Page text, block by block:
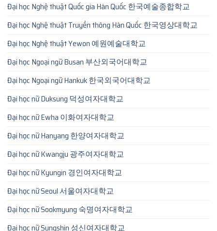
Đại học Nghệ thuật Quốc gia Hàn Quốc 한국예술종합학교
Đại học Nghệ thuật Truyền thông Hàn Quốc 한국영상대학교
Đại học Nghệ thuật Yewon 예원예술대학교
Đại học Ngoại ngữ Busan 부산외국어대학교
Đại học Ngoại ngữ Hankuk 한국외국어대학교
Đại học nữ Duksung 덕성여자대학교
Đại học nữ Ewha 이화여자대학교
Đại học nữ Hanyang 한양여자대학교
Đại học nữ Kwangju 광주여자대학교
Đại học nữ Kyungin 경인여자대학교
Đại học nữ Seoul 서울여자대학교
Đại học nữ Sookmyung 숙명여자대학교
Đại học nữ Sungshin 성신여자대학교